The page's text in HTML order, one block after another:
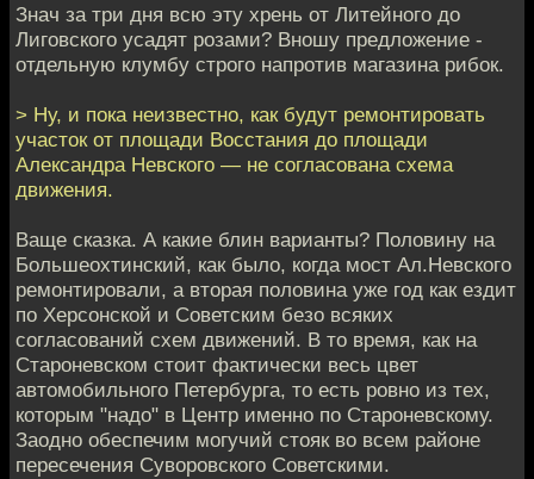
Знач за три дня всю эту хрень от Литейного до
Лиговского усадят розами? Вношу предложение -
отдельную клумбу строго напротив магазина рибок.
> Ну, и пока неизвестно, как будут ремонтировать
участок от площади Восстания до площади
Александра Невского — не согласована схема
движения.
Ваще сказка. А какие блин варианты? Половину на
Большеохтинский, как было, когда мост Ал.Невского
ремонтировали, а вторая половина уже год как ездит
по Херсонской и Советским безо всяких
согласований схем движений. В то время, как на
Староневском стоит фактически весь цвет
автомобильного Петербурга, то есть ровно из тех,
которым "надо" в Центр именно по Староневскому.
Заодно обеспечим могучий стояк во всем районе
пересечения Суворовского Советскими.